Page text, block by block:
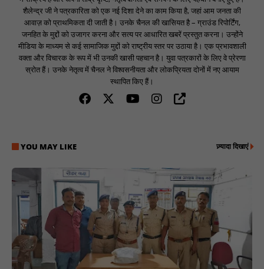
शैलेन्द्र जी ने पत्रकारिता को एक नई दिशा देने का काम किया है, जहां आम जनता की
आवाज़ को प्राथमिकता दी जाती है। उनके चैनल की खासियत है – ग्राउंड रिपोर्टिंग,
जनहित के मुद्दों को उजागर करना और सत्य पर आधारित खबरें प्रस्तुत करना। उन्होंने
मीडिया के माध्यम से कई सामाजिक मुद्दों को राष्ट्रीय स्तर पर उठाया है। एक प्रभावशाली
वक्ता और विचारक के रूप में भी उनकी खासी पहचान है। युवा पत्रकारों के लिए वे प्रेरणा
स्रोत हैं। उनके नेतृत्व में चैनल ने विश्वसनीयता और लोकप्रियता दोनों में नए आयाम
स्थापित किए हैं।
YOU MAY LIKE ज़्यादा दिखाएं